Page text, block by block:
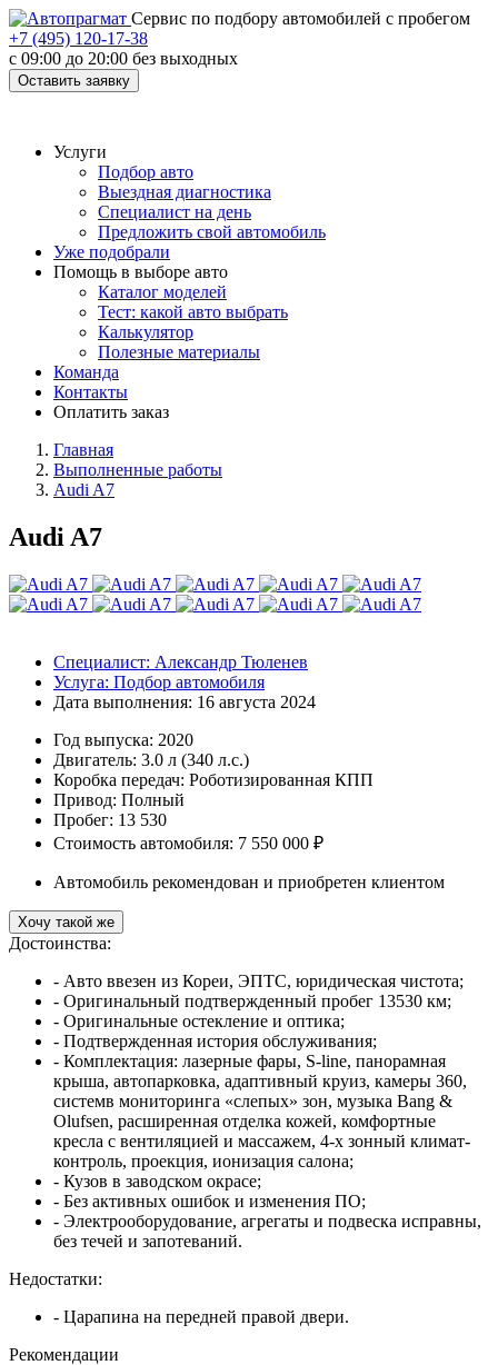
Cервис по подбору автомобилей с пробегом
+7 (495) 120-17-38
с 09:00 до 20:00 без выходных
Оставить заявку
Услуги
Подбор авто
Выездная диагностика
Специалист на день
Предложить свой автомобиль
Уже подобрали
Помощь в выборе авто
Каталог моделей
Тест: какой авто выбрать
Калькулятор
Полезные материалы
Команда
Контакты
Оплатить заказ
Главная
Выполненные работы
Audi A7
Audi A7
Специалист: Александр Тюленев
Услуга: Подбор автомобиля
Дата выполнения: 16 августа 2024
Год выпуска: 2020
Двигатель: 3.0 л (340 л.с.)
Коробка передач: Роботизированная КПП
Привод: Полный
Пробег: 13 530
Стоимость автомобиля: 7 550 000 ₽
Автомобиль рекомендован и приобретен клиентом
Хочу такой же
Достоинства:
- Авто ввезен из Кореи, ЭПТС, юридическая чистота;
- Оригинальный подтвержденный пробег 13530 км;
- Оригинальные остекление и оптика;
- Подтвержденная история обслуживания;
- Комплектация: лазерные фары, S-line, панорамная
крыша, автопарковка, адаптивный круиз, камеры 360,
системв мониторинга «слепых» зон, музыка Bang &
Olufsen, расширенная отделка кожей, комфортные
кресла с вентиляцией и массажем, 4-х зонный климат-
контроль, проекция, ионизация салона;
- Кузов в заводском окрасе;
- Без активных ошибок и изменения ПО;
- Электрооборудование, агрегаты и подвеска исправны,
без течей и запотеваний.
Недостатки:
- Царапина на передней правой двери.
Рекомендации